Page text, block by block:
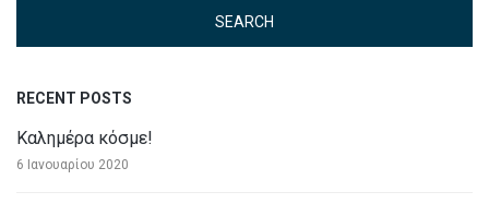
RECENT POSTS
Καλημέρα κόσμε!
6 Ιανουαρίου 2020